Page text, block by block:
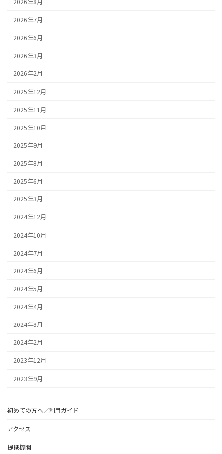
2026年8月
2026年7月
2026年6月
2026年3月
2026年2月
2025年12月
2025年11月
2025年10月
2025年9月
2025年8月
2025年6月
2025年3月
2024年12月
2024年10月
2024年7月
2024年6月
2024年5月
2024年4月
2024年3月
2024年2月
2023年12月
2023年9月
初めての方へ／利用ガイド
アクセス
提携機関